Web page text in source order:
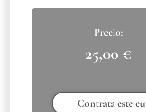
25,00 €
Contrata este